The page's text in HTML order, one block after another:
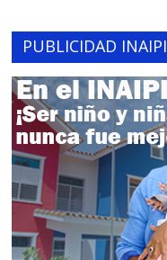
PUBLICIDAD INAIPI